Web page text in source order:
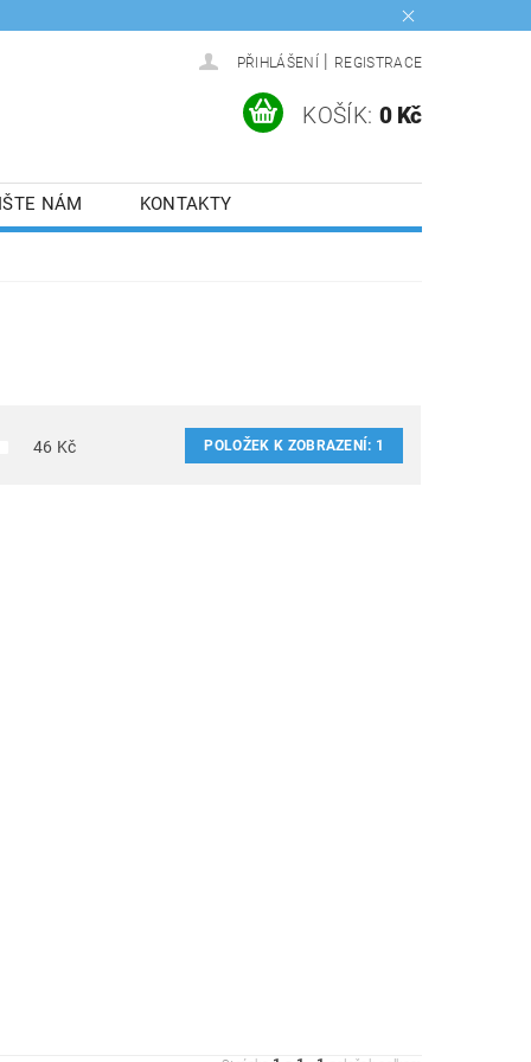
PŘIHLÁŠENÍ REGISTRACE
KOŠÍK: 0 Kč
NÁM
KONTAKTY
46 Kč POLOŽEK K ZOBRAZENÍ: 1